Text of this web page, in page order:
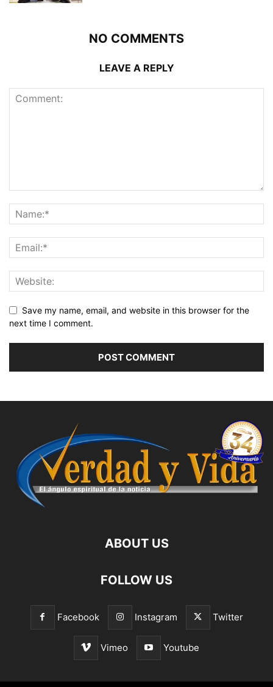
NO COMMENTS
LEAVE A REPLY
Save my name, email, and website in this browser for the
next time I comment.
ABOUT US
FOLLOW US
Facebook Instagram Twitter
Vimeo Youtube